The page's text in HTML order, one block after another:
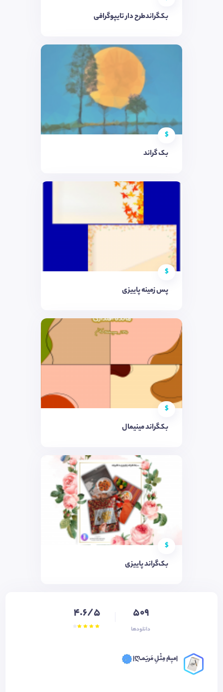
بکگراندطرح دار تایپوگرافی
$
بک گراند
$
پس زمینه پاییزی
$
بکگراند مینیمال
$
بک‌گراند پاییزی
509
دانلودها
4.6/5
|میٖمْ مِثْـلِ مَریَمـْـღ|